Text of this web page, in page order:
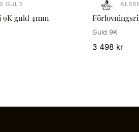
GULD
guld 4mm
Guld 9K
3 498 kr